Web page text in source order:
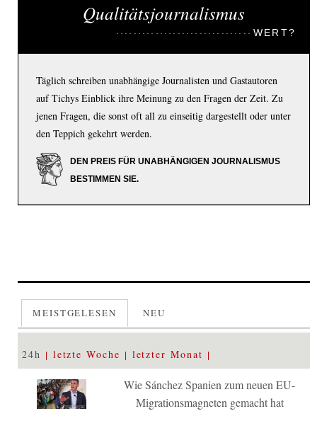
Qualitätsjournalismus
WERT?
Täglich schreiben unabhängige Journalisten und Gastautoren
auf Tichys Einblick ihre Meinung zu den Fragen der Zeit. Zu
jenen Fragen, die sonst oft all zu einseitig dargestellt oder unter
den Teppich gekehrt werden.
DEN PREIS FÜR UNABHÄNGIGEN JOURNALISMUS
BESTIMMEN SIE.
MEISTGELESEN NEU
24h letzte Woche letzter Monat
Wie Sánchez Spanien zum neuen EU-
Migrationsmagneten gemacht hat